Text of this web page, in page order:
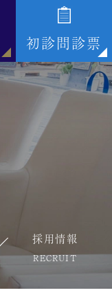
初診問診票
採用情報
RECRUIT